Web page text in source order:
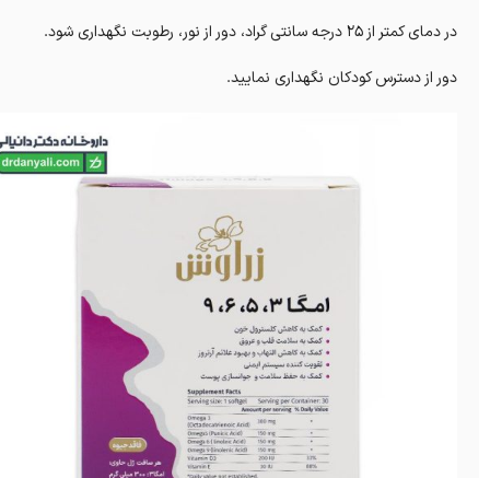
در دمای کمتر از 25 درجه سانتی گراد، دور از نور، رطوبت نگهداری شود.
دور از دسترس کودکان نگهداری نمایید.